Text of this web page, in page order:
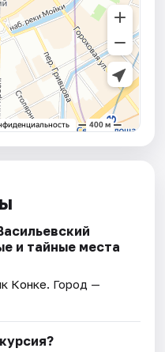
и тайные места
Конке. Город —